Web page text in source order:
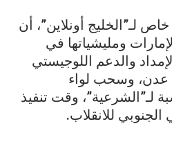
لـ”الخليج أونلاين”، أن
ومليشياتها في
والدعم اللوجيستي
وسحب لواء
لـ”الشرعية”، وقت تنفيذ
للانقلاب.